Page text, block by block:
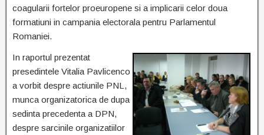
coagularii fortelor proeuropene si a implicarii celor doua
formatiuni in campania electorala pentru Parlamentul
Romaniei.
In raportul prezentat
presedintele Vitalia Pavlicenco
a vorbit despre actiunile PNL,
munca organizatorica de dupa
sedinta precedenta a DPN,
despre sarcinile organizatiilor